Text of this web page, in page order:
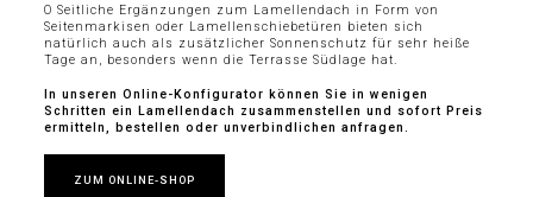
O Seitliche Ergänzungen zum Lamellendach in Form von
Seitenmarkisen oder Lamellenschiebetüren bieten sich
natürlich auch als zusätzlicher Sonnenschutz für sehr heiße
Tage an, besonders wenn die Terrasse Südlage hat.
In unseren Online-Konfigurator können Sie in wenigen
Schritten ein Lamellendach zusammenstellen und sofort Preis
ermitteln, bestellen oder unverbindlichen anfragen.
ZUM ONLINE-SHOP